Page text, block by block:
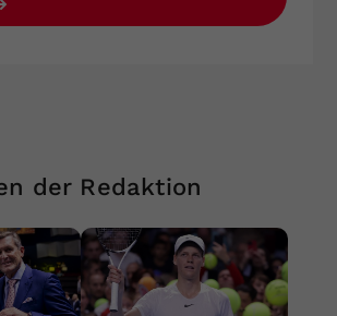
der Redaktion